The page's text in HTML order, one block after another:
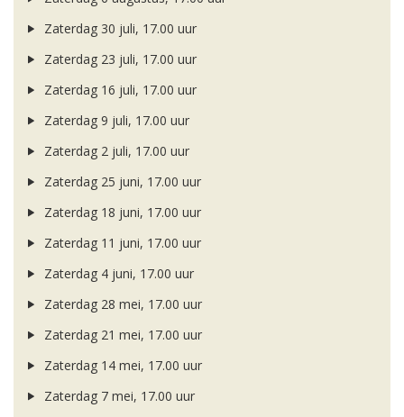
Zaterdag 30 juli, 17.00 uur
Zaterdag 23 juli, 17.00 uur
Zaterdag 16 juli, 17.00 uur
Zaterdag 9 juli, 17.00 uur
Zaterdag 2 juli, 17.00 uur
Zaterdag 25 juni, 17.00 uur
Zaterdag 18 juni, 17.00 uur
Zaterdag 11 juni, 17.00 uur
Zaterdag 4 juni, 17.00 uur
Zaterdag 28 mei, 17.00 uur
Zaterdag 21 mei, 17.00 uur
Zaterdag 14 mei, 17.00 uur
Zaterdag 7 mei, 17.00 uur